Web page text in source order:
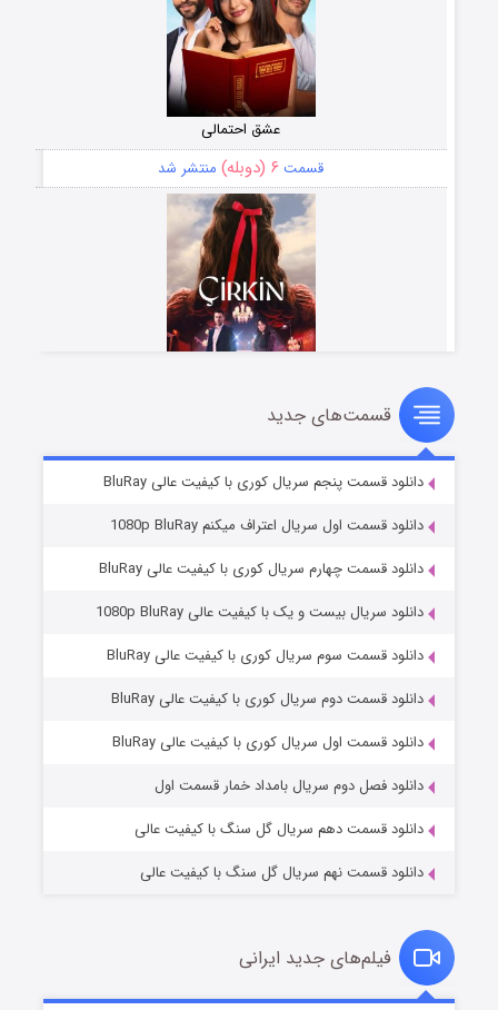
عشق احتمالی
قسمت ۶ (دوبله) منتشر شد
سریال زشت
قسمت۵ (زیرنویس) منتشر شد
وستی ها
قسمت۱ (زیرنویس) منتشر شد
قسمت‌های جدید
دانلود قسمت پنجم سریال کوری با کیفیت عالی BluRay
دانلود قسمت اول سریال اعتراف میکنم 1080p BluRay
دانلود قسمت چهارم سریال کوری با کیفیت عالی BluRay
دانلود سریال بیست و یک با کیفیت عالی 1080p BluRay
دانلود قسمت سوم سریال کوری با کیفیت عالی BluRay
دانلود قسمت دوم سریال کوری با کیفیت عالی BluRay
دانلود قسمت اول سریال کوری با کیفیت عالی BluRay
دانلود فصل دوم سریال بامداد خمار قسمت اول
دانلود قسمت دهم سریال گل سنگ با کیفیت عالی
دانلود قسمت نهم سریال گل سنگ با کیفیت عالی
فیلم‌های جدید ایرانی